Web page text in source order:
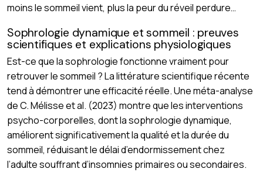
moins le sommeil vient, plus la peur du réveil perdure…
Sophrologie dynamique et sommeil : preuves
scientifiques et explications physiologiques
Est-ce que la sophrologie fonctionne vraiment pour
retrouver le sommeil ? La littérature scientifique récente
tend à démontrer une efficacité réelle. Une méta-analyse
de C. Mélisse et al. (2023) montre que les interventions
psycho-corporelles, dont la sophrologie dynamique,
améliorent significativement la qualité et la durée du
sommeil, réduisant le délai d’endormissement chez
l’adulte souffrant d’insomnies primaires ou secondaires.